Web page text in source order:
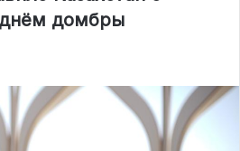
домбры